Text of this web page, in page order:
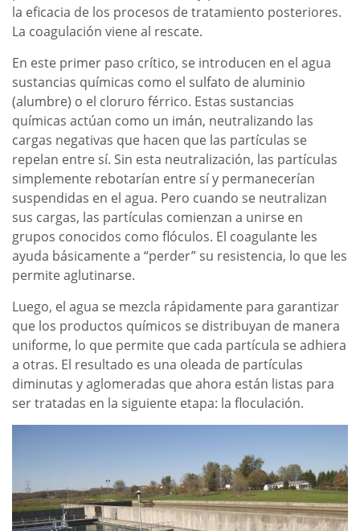
la eficacia de los procesos de tratamiento posteriores.
La coagulación viene al rescate.
En este primer paso crítico, se introducen en el agua
sustancias químicas como el sulfato de aluminio
(alumbre) o el cloruro férrico. Estas sustancias
químicas actúan como un imán, neutralizando las
cargas negativas que hacen que las partículas se
repelan entre sí. Sin esta neutralización, las partículas
simplemente rebotarían entre sí y permanecerían
suspendidas en el agua. Pero cuando se neutralizan
sus cargas, las partículas comienzan a unirse en
grupos conocidos como flóculos. El coagulante les
ayuda básicamente a “perder” su resistencia, lo que les
permite aglutinarse.
Luego, el agua se mezcla rápidamente para garantizar
que los productos químicos se distribuyan de manera
uniforme, lo que permite que cada partícula se adhiera
a otras. El resultado es una oleada de partículas
diminutas y aglomeradas que ahora están listas para
ser tratadas en la siguiente etapa: la floculación.